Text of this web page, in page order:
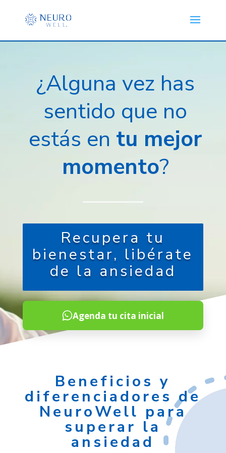
¿Alguna vez has
sentido que no
estás en tu mejor
momento?
Recupera tu
bienestar, libérate
de la ansiedad
Agenda tu cita inicial
Beneficios y
diferenciadores de
NeuroWell para
superar la
ansiedad